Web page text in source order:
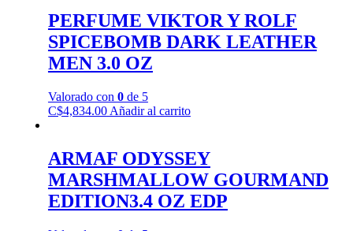
PERFUME VIKTOR Y ROLF
SPICEBOMB DARK LEATHER
MEN 3.0 OZ
Valorado con 0de 5
C$4,834.00 Añadir al carrito
ARMAF ODYSSEY
MARSHMALLOW GOURMAND
EDITION3.4 OZ EDP